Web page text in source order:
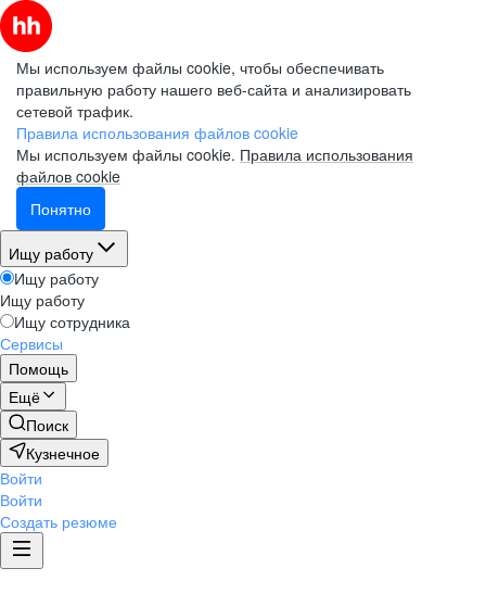
Мы используем файлы cookie, чтобы обеспечивать
правильную работу нашего веб-сайта и анализировать
сетевой трафик.
Правила использования файлов cookie
Мы используем файлы cookie. Правила использования
файлов cookie
Понятно
Ищу работу
Ищу работу
Ищу работу
Ищу сотрудника
Сервисы
Помощь
Ещё
Поиск
Кузнечное
Войти
Войти
Создать резюме